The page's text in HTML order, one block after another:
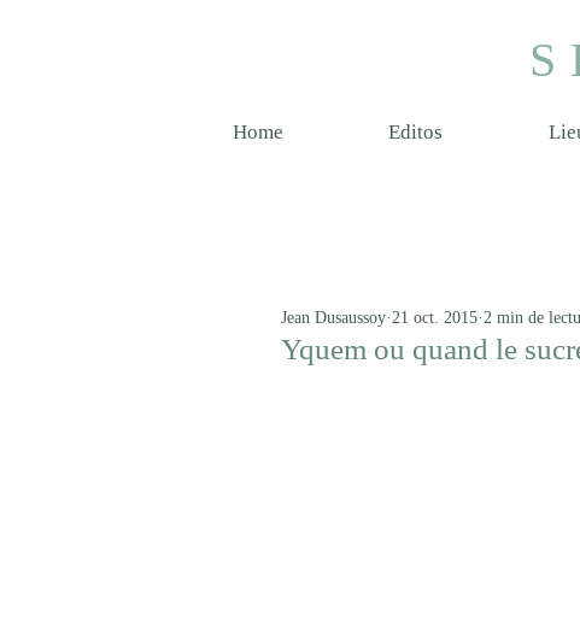
Home Editos
Yquem ou quand le
Jean Dusaussoy 21 oct. 2015 2 min de